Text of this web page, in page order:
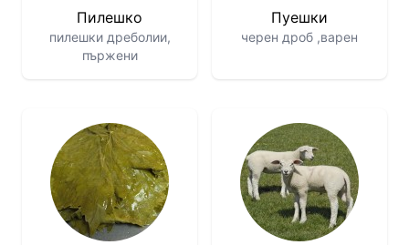
Пилешко
пилешки дреболии,
пържени
Пуешки
черен дроб ,варен